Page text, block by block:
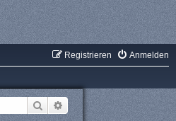
Anmelden
Registrieren
Suche
Erweiterte Suche